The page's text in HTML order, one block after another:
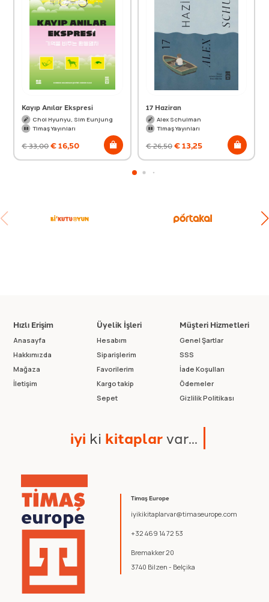
Kayıp Anılar Ekspresi
Choi Hyunyu, Sim Eunjung
Timaş Yayınları
€33,00€16,50
17 Haziran
Alex Schulman
Timaş Yayınları
€26,50€13,25
Timaş Europe
iyikikitaplarvar@timaseurope.com
+32 469 14 72 53
Bremakker 20
3740 Bilzen - Belçika
Hızlı Erişim
Anasayfa
Hakkımızda
Mağaza
İletişim
Üyelik İşleri
Hesabım
Siparişlerim
Favorilerim
Kargo takip
Sepet
Müşteri Hizmetleri
Genel Şartlar
SSS
İade Koşulları
Ödemeler
Gizlilik Politikası
iyi ki kitaplarvar...